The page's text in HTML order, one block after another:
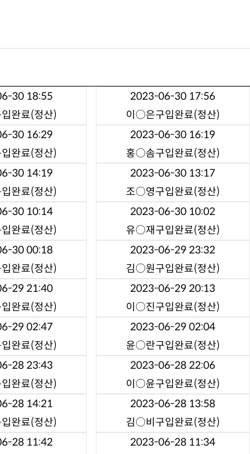
30 18:55
입완료(정산)
2023-06-30 17:56
이○은구입완료(정산)
30 16:29
입완료(정산)
2023-06-30 16:19
홍○솜구입완료(정산)
30 14:19
입완료(정산)
2023-06-30 13:17
조○영구입완료(정산)
30 10:14
입완료(정산)
2023-06-30 10:02
유○재구입완료(정산)
30 00:18
입완료(정산)
2023-06-29 23:32
김○원구입완료(정산)
29 21:40
입완료(정산)
2023-06-29 20:13
이○진구입완료(정산)
29 02:47
입완료(정산)
2023-06-29 02:04
윤○란구입완료(정산)
28 23:43
입완료(정산)
2023-06-28 22:06
이○윤구입완료(정산)
28 14:21
입완료(정산)
2023-06-28 13:58
김○비 구입완료(정산)
28 11:42
2023-06-28 11:34